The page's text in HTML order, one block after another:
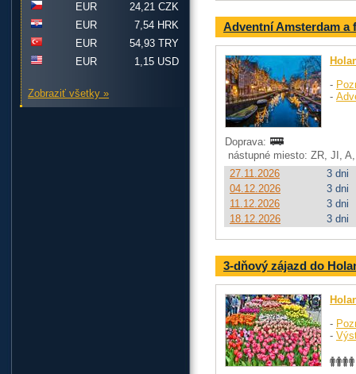
Adventní Amsterdam a
-
-
Doprava:
nástupné miesto: ZR, JI,
27.11.2026
3 dni
04.12.2026
3 dni
11.12.2026
3 dni
18.12.2026
3 dni
3-dňový zájazd do
-
-
EUR
24,21 CZK
EUR
7,54 HRK
EUR
54,93 TRY
EUR
1,15 USD
Zobraziť všetky »